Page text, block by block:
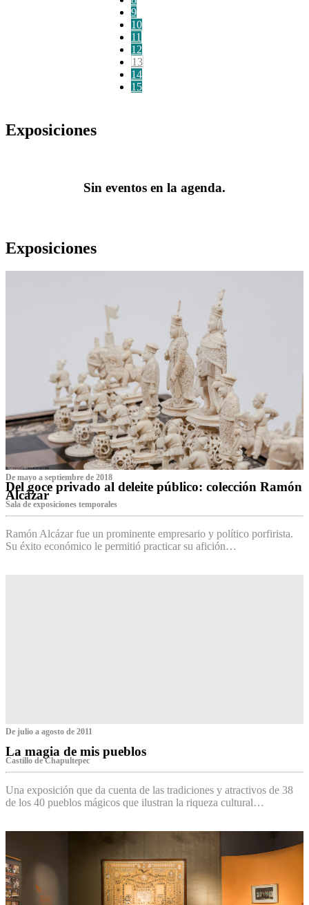
9
10
11
12
13
14
15
Exposiciones
Sin eventos en la agenda.
Exposiciones
De mayo a septiembre de 2018
Del goce privado al deleite público: colección Ramón
Alcázar
Sala de exposiciones temporales
Ramón Alcázar fue un prominente empresario y político porfirista.
Su éxito económico le permitió practicar su afición…
De julio a agosto de 2011
La magia de mis pueblos
Castillo de Chapultepec
Una exposición que da cuenta de las tradiciones y atractivos de 38
de los 40 pueblos mágicos que ilustran la riqueza cultural…